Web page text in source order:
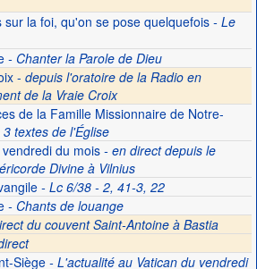
la foi, qu'on se pose quelquefois- Le
- Chanter la Parole de Dieu
- depuis l'oratoire de la Radio en
de la Vraie Croix
de la Famille Missionnaire de Notre-
textes de l'Église
du mois- en direct depuis le
Divine à Vilnius
- Lc 6/38 - 2, 41-3, 22
- Chants de louange
du couvent Saint-Antoine à Bastia
Siège- L'actualité au Vatican du vendredi